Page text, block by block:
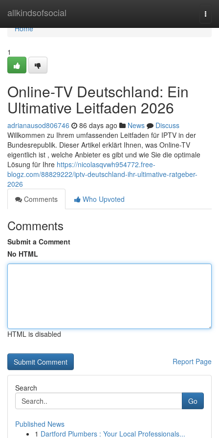
allkindsofsocial
Home
Home
1
Online-TV Deutschland: Ein
Ultimative Leitfaden 2026
adrianausod806746 86 days ago News
Discuss
Willkommen zu Ihrem umfassenden Leitfaden für IPTV in der
Bundesrepublik. Dieser Artikel erklärt Ihnen, was Online-TV
eigentlich ist , welche Anbieter es gibt und wie Sie die optimale
Lösung für Ihre https://nicolasqvwh954772.free-
blogz.com/88829222/iptv-deutschland-ihr-ultimative-ratgeber-
2026
Comments
Who Upvoted
Comments
Submit a Comment
No HTML
HTML is disabled
Report Page
Search
Go
Published News
1 Dartford Plumbers : Your Local Professionals...